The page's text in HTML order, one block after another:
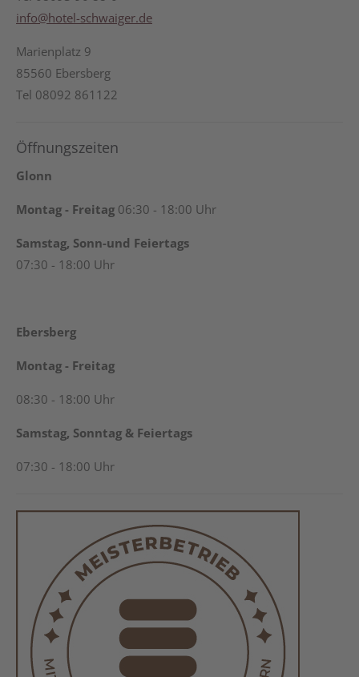
info@hotel-schwaiger.de
Marienplatz 9
85560 Ebersberg
Tel 08092 861122
Öffnungszeiten
Glonn
Montag - Freitag 06:30 - 18:00 Uhr
Samstag, Sonn-und Feiertags
07:30 - 18:00 Uhr
Ebersberg
Montag - Freitag
08:30 - 18:00 Uhr
Samstag, Sonntag & Feiertags
07:30 - 18:00 Uhr